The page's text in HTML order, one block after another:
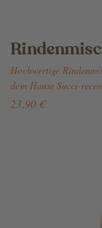
Hochwertige
dem Hause Succi-
23,90 €